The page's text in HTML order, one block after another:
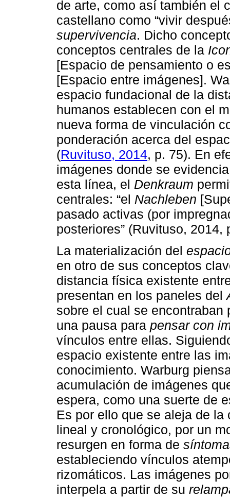
de arte, como así también el
castellano como “vivir
supervivencia. Dicho
conceptos centrales de la
[Espacio de pensamiento o
[Espacio entre imágenes].
espacio fundacional de la
humanos establecen con el
nueva forma de vinculación
ponderación acerca del
(Ruvituso, 2014, p. 75). En
imágenes donde se
esta línea, el Denkraum
centrales: “el Nachleben
pasado activas (por
posteriores” (Ruvituso, 2014,
La materialización del
en otro de sus conceptos
distancia física existente
presentan en los paneles del
sobre el cual se
una pausa para pensar con
vínculos entre ellas.
espacio existente entre las
conocimiento. Warburg
acumulación de imágenes
espera, como una suerte de
Es por ello que se aleja de
lineal y cronológico, por un
resurgen en forma de
estableciendo vínculos
rizomáticos. Las imágenes
interpela a partir de su